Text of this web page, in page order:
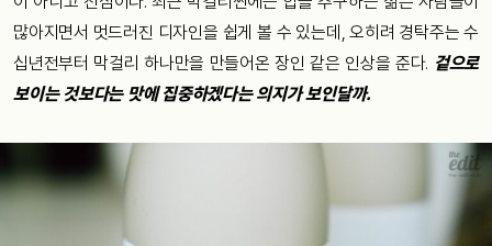
많아지면서 멋드러진 디자인을 쉽게 볼 수 있는데, 오히려 경탁주는 수
십년전부터 막걸리 하나만을 만들어온 장인 같은 인상을 준다. 겉으로
보이는 것보다는 맛에 집중하겠다는 의지가 보인달까.